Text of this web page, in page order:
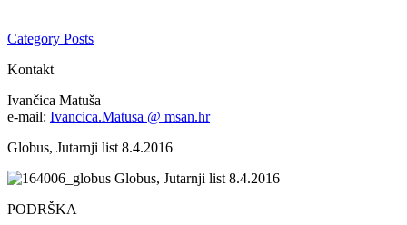
Category Posts
Kontakt
Ivančica Matuša
e-mail: Ivancica.Matusa @ msan.hr
Globus, Jutarnji list 8.4.2016
Globus, Jutarnji list 8.4.2016
PODRŠKA